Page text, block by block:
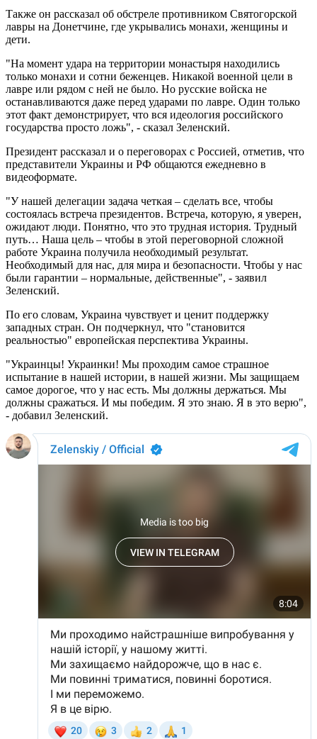
Также он рассказал об обстреле противником Святогорской
лавры на Донетчине, где укрывались монахи, женщины и
дети.
"На момент удара на территории монастыря находились
только монахи и сотни беженцев. Никакой военной цели в
лавре или рядом с ней не было. Но русские войска не
останавливаются даже перед ударами по лавре. Один только
этот факт демонстрирует, что вся идеология российского
государства просто ложь", - сказал Зеленский.
Президент рассказал и о переговорах с Россией, отметив, что
представители Украины и РФ общаются ежедневно в
видеоформате.
"У нашей делегации задача четкая – сделать все, чтобы
состоялась встреча президентов. Встреча, которую, я уверен,
ожидают люди. Понятно, что это трудная история. Трудный
путь… Наша цель – чтобы в этой переговорной сложной
работе Украина получила необходимый результат.
Необходимый для нас, для мира и безопасности. Чтобы у нас
были гарантии – нормальные, действенные", - заявил
Зеленский.
По его словам, Украина чувствует и ценит поддержку
западных стран. Он подчеркнул, что "становится
реальностью" европейская перспектива Украины.
"Украинцы! Украинки! Мы проходим самое страшное
испытание в нашей истории, в нашей жизни. Мы защищаем
самое дорогое, что у нас есть. Мы должны держаться. Мы
должны сражаться. И мы победим. Я это знаю. Я в это верю",
- добавил Зеленский.